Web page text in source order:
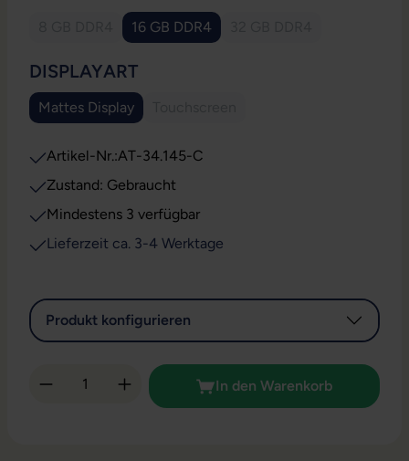
(Diese Option ist zurzeit nicht verfügbar.)
16 GB DDR4
DISPLAYARTAUSWÄHLEN
Mattes Display
Artikel-Nr.:AT-34.145-C
Zustand: Gebraucht
Mindestens 3 verfügbar
Lieferzeit ca. 3-4 Werktage
Produkt konfigurieren
Produkt Anzahl: Gib den gewünschten
In den Warenkorb